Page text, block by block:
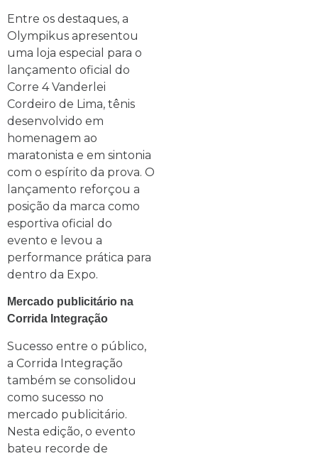
Entre os destaques, a
Olympikus apresentou
uma loja especial para o
lançamento oficial do
Corre 4 Vanderlei
Cordeiro de Lima, tênis
desenvolvido em
homenagem ao
maratonista e em sintonia
com o espírito da prova. O
lançamento reforçou a
posição da marca como
esportiva oficial do
evento e levou a
performance prática para
dentro da Expo.
Mercado publicitário na
Corrida Integração
Sucesso entre o público,
a Corrida Integração
também se consolidou
como sucesso no
mercado publicitário.
Nesta edição, o evento
bateu recorde de